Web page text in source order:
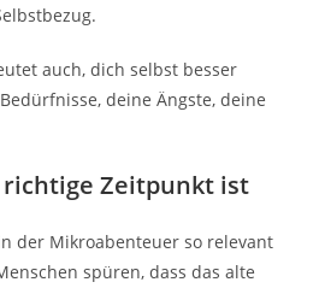
auch, dich selbst besser
deine Ängste, deine
Zeitpunkt ist
der Mikroabenteuer so relevant
spüren, dass das alte